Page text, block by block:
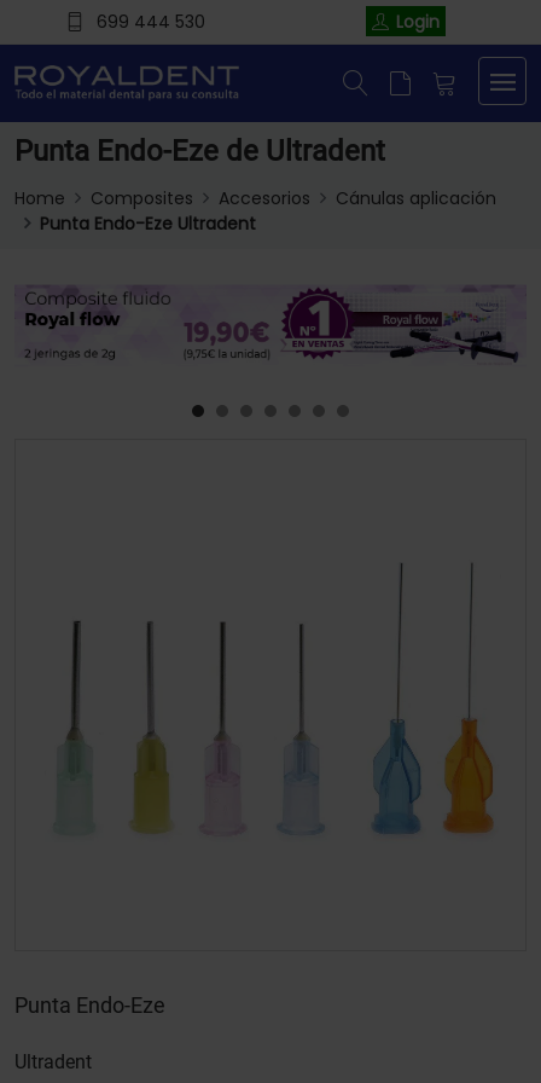
699 444 530 Login
Punta Endo-Eze de Ultradent
Home Composites Accesorios
Cánulas aplicación
Punta Endo-Eze Ultradent
Punta Endo-Eze
Ultradent